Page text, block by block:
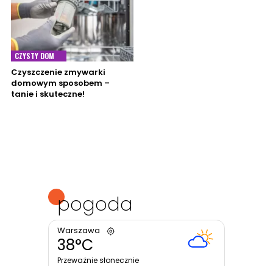
CZYSTY DOM
Czyszczenie zmywarki
domowym sposobem –
tanie i skuteczne!
pogoda
Warszawa
38°C
Przeważnie słonecznie